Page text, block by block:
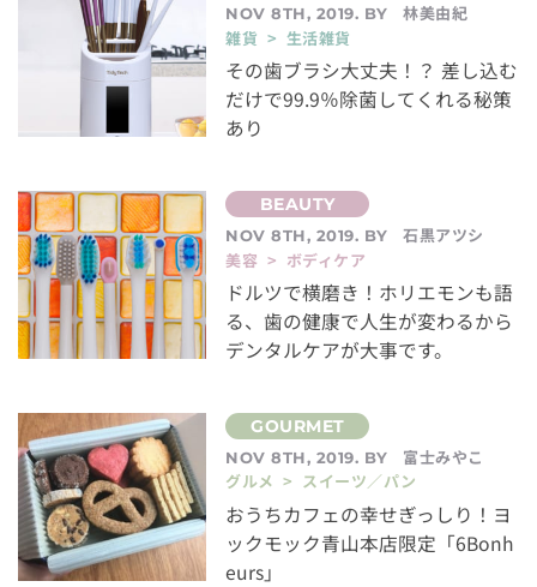
NOV 8TH, 2019. BY
林美由紀
雑貨 > 生活雑貨
その歯ブラシ大丈夫！？ 差し込む
だけで99.9％除菌してくれる秘策
あり
NOV 8TH, 2019. BY
石黒アツシ
美容 > ボディケア
ドルツで横磨き！ホリエモンも語
る、歯の健康で人生が変わるから
デンタルケアが大事です。
NOV 8TH, 2019. BY
富士みやこ
グルメ > スイーツ／パン
おうちカフェの幸せぎっしり！ヨ
ックモック青山本店限定「6Bonh
eurs」